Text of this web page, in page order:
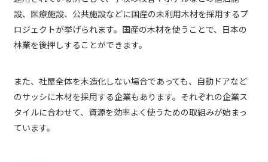
設、医療施設、公共施設などに国産の未利用木材を採用するプ
ロジェクトが挙げられます。国産の木材を使うことで、日本の
林業を後押しすることができます。
また、社屋全体を木造化しない場合であっても、自動ドアなど
のサッシに木材を採用する企業もあります。それぞれの企業ス
タイルに合わせて、資源を効率よく使うための取組みが始まっ
ています。